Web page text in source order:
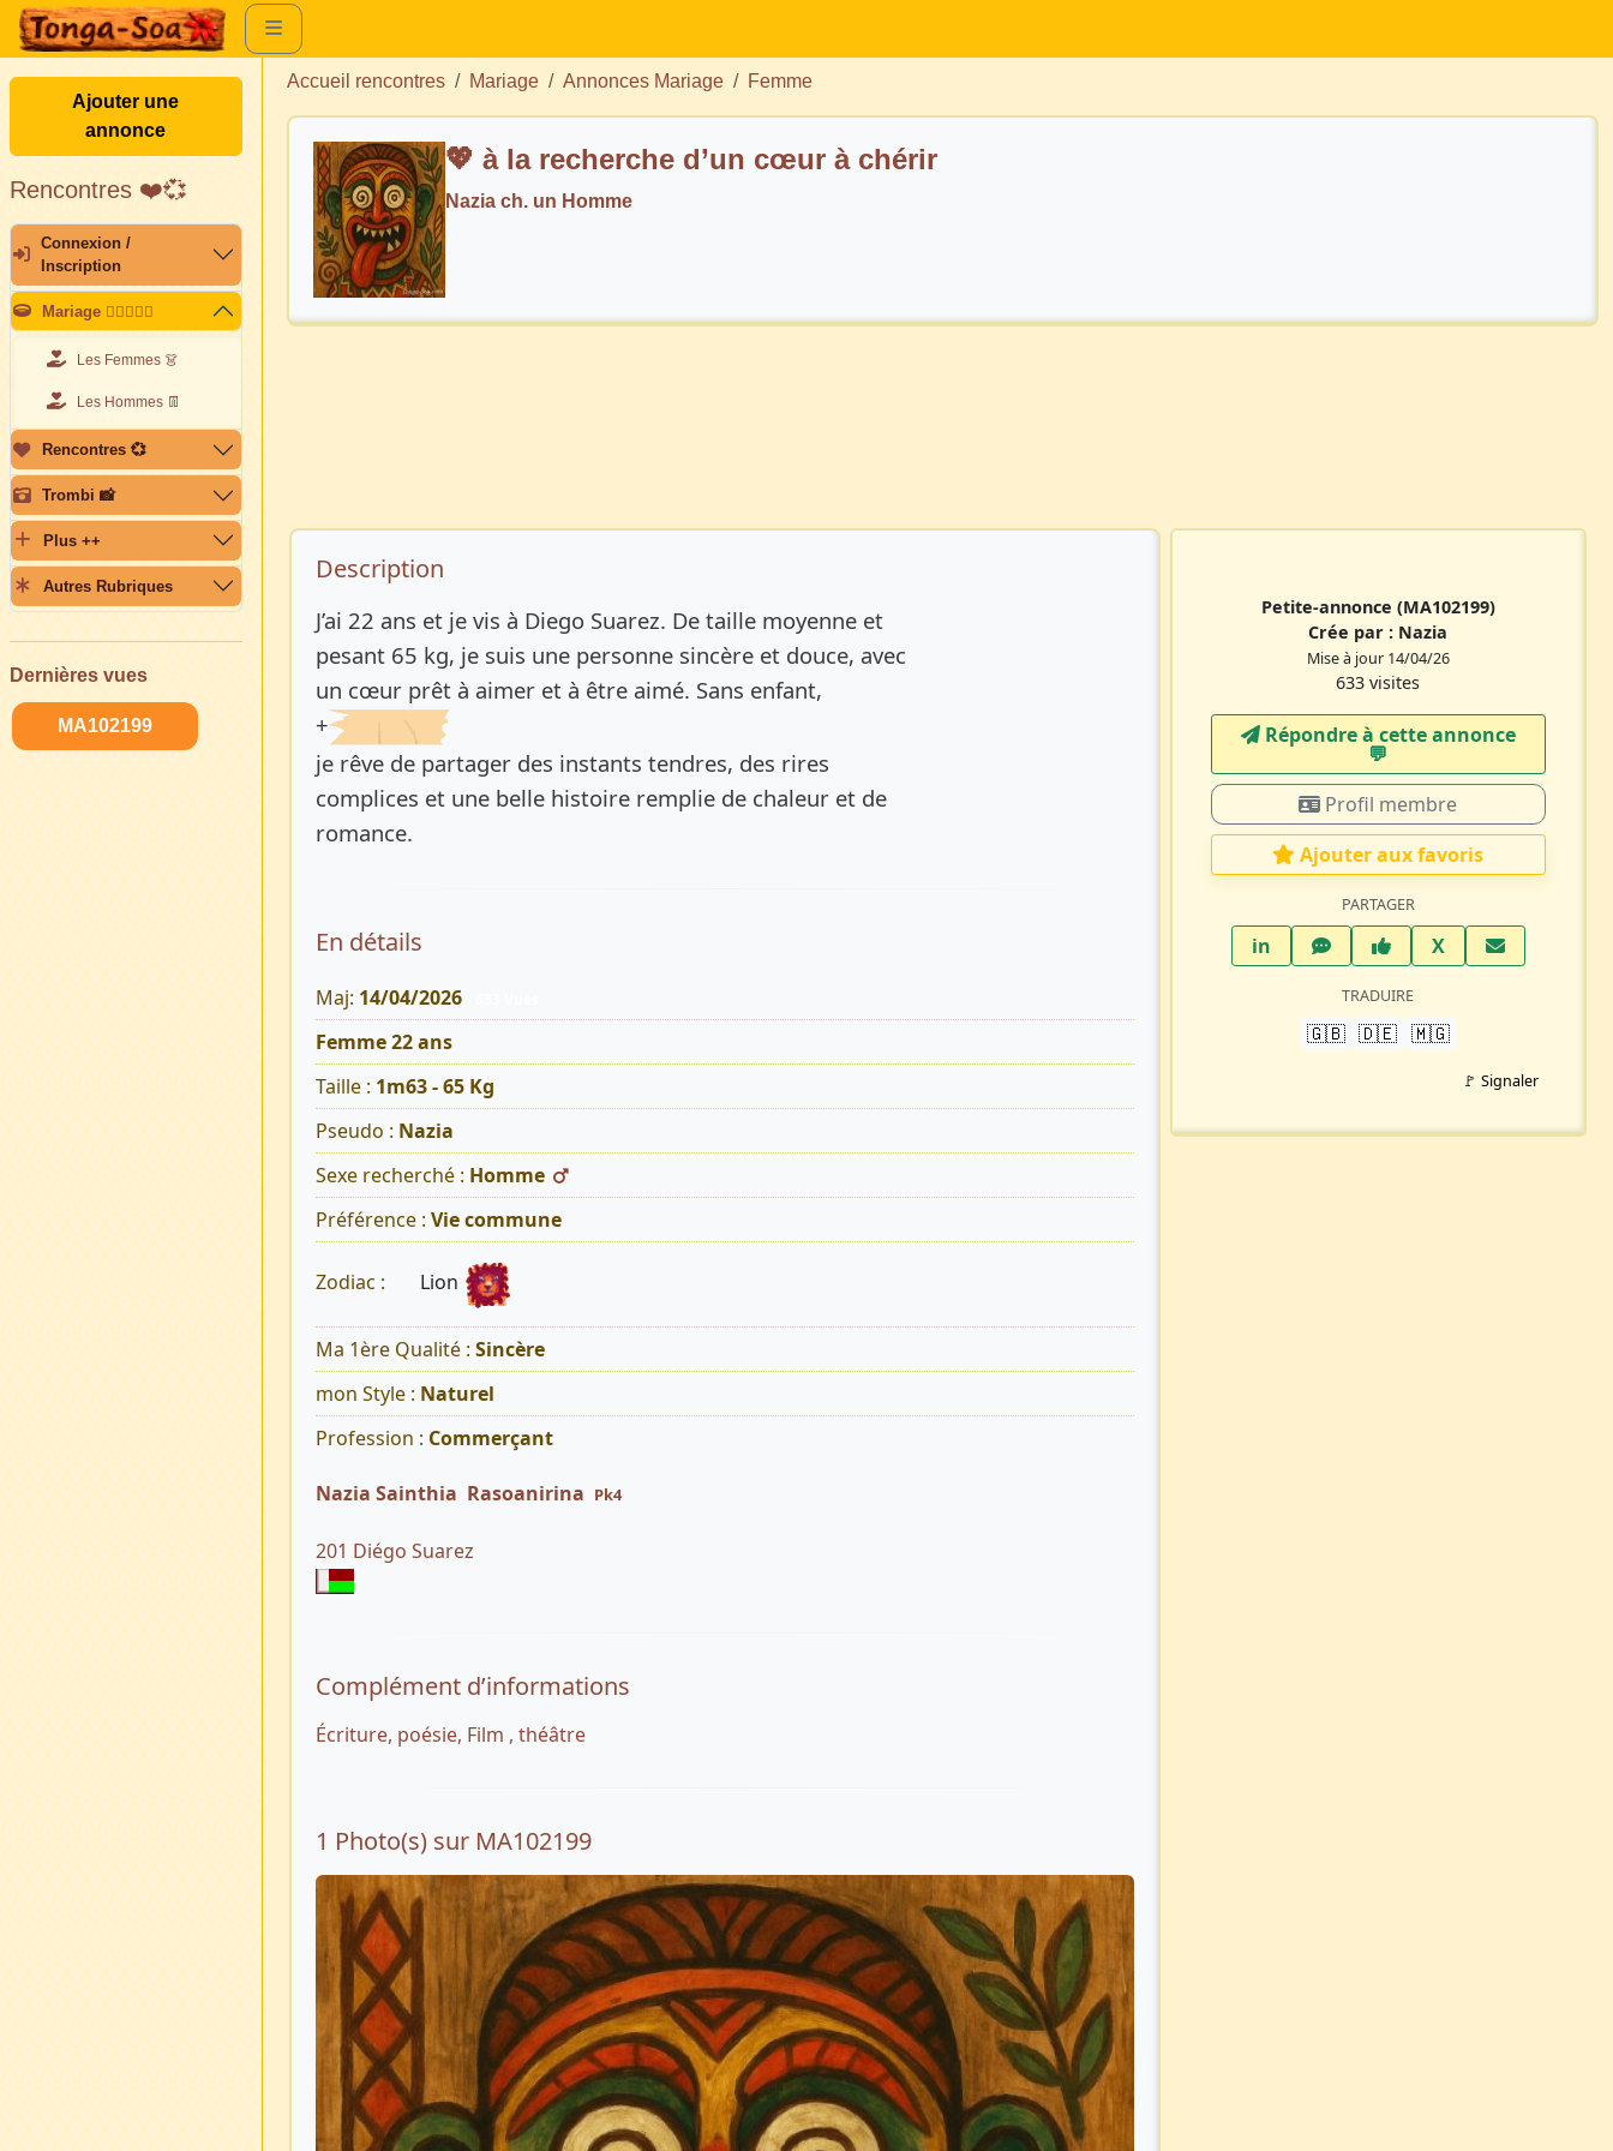
Ajouter une
annonce
Rencontres ❤️💞
Connexion /
Inscription
Mariage 👩🏽‍❤️‍👨🏽
Les Femmes 👗
Les Hommes 👖
Rencontres 💞
Trombi 📸
Plus ++
Autres Rubriques
Dernières vues
MA102199
Accueil rencontres Mariage Annonces Mariage Femme
💖 à la recherche d’un cœur à chérir
Nazia ch. un Homme
Description de l’annonce
Description
J’ai 22 ans et je vis à Diego Suarez. De taille moyenne et
pesant 65 kg, je suis une personne sincère et douce, avec
un cœur prêt à aimer et à être aimé. Sans enfant,
+
je rêve de partager des instants tendres, des rires
complices et une belle histoire remplie de chaleur et de
romance.
En détails
Maj: 14/04/2026
Femme 22 ans
Taille : 1m63 - 65 Kg
Pseudo : Nazia
Sexe recherché : Homme
Préférence : Vie commune
Zodiac : Lion
Ma 1ère Qualité : Sincère
mon Style : Naturel
Profession : Commerçant
Nazia Sainthia Rasoanirina Pk4
201 Diégo Suarez
Complément d’informations
Écriture, poésie, Film , théâtre
1 Photo(s) sur MA102199
Petite-annonce (MA102199)
Crée par : Nazia
Mise à jour 14/04/26
633 visites
Répondre à cette annonce
💬​
Profil membre
Ajouter aux favoris
PARTAGER
inLinkedInWhatsAppFacebook
XTwitter X
TRADUIRE
🇬🇧 🇩🇪 🇲🇬
🚩 Signaler